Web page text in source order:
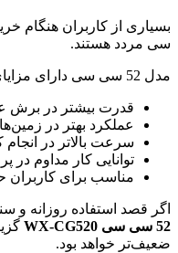
بسیاری از کاربران هنگام
سی مردد هستند.
مدل 52 سی سی دارای مزایای زیر است:
قدرت بیشتر در برش
عملکرد بهتر در
سرعت بالاتر در انجام
توانایی کار مداوم در
مناسب برای کاربران
اگر قصد استفاده روزانه و
52 سی سی WX-CG520
ضعیف‌تر خواهد بود.